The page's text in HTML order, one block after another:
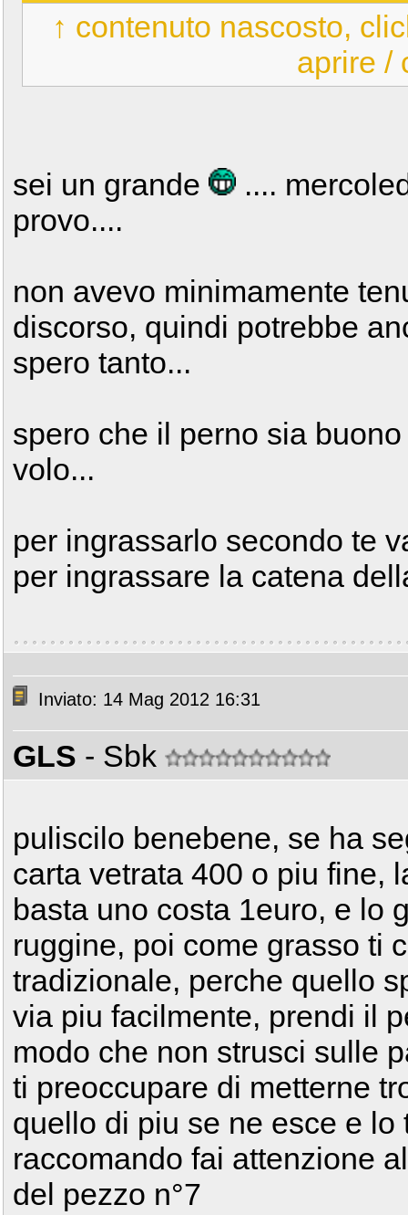
↑ contenuto nascosto,
aprire /
sei un grande
....
provo....
non avevo minimamente
discorso, quindi potrebbe
spero tanto...
spero che il perno sia
volo...
per ingrassarlo secondo te
per ingrassare la catena
Inviato: 14 Mag 2012 16:31
GLS - Sbk
puliscilo benebene, se ha
carta vetrata 400 o piu fine,
basta uno costa 1euro, e lo
ruggine, poi come grasso ti
tradizionale, perche quello
via piu facilmente, prendi il
modo che non strusci sulle
ti preoccupare di metterne
quello di piu se ne esce e
raccomando fai attenzione
del pezzo n°7